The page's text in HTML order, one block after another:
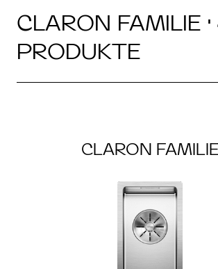
CLARON FAMILIE
PRODUKTE
CLARON FAMILIE